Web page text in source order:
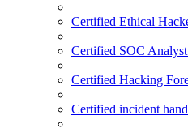
Certified Ethical
Certified SOC
Certified Hacking
Certified incident